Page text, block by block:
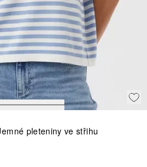
pleteniny ve střihu